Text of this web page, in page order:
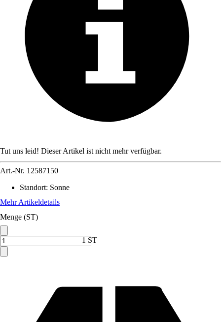
Tut uns leid! Dieser Artikel ist nicht mehr verfügbar.
Art.-Nr. 12587150
Standort: Sonne
Mehr Artikeldetails
Menge (ST)
1 ST